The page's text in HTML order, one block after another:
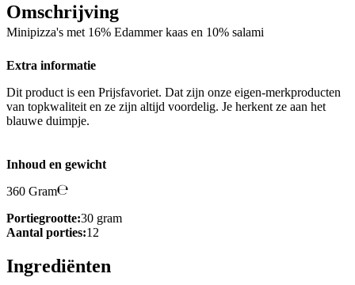
Omschrijving
Minipizza's met 16% Edammer kaas en 10% salami
Extra informatie
Dit product is een Prijsfavoriet. Dat zijn onze eigen-merkproducten
van topkwaliteit en ze zijn altijd voordelig. Je herkent ze aan het
blauwe duimpje.
Inhoud en gewicht
360 Gram
Portiegrootte:30 gram
Aantal porties:12
Ingrediënten